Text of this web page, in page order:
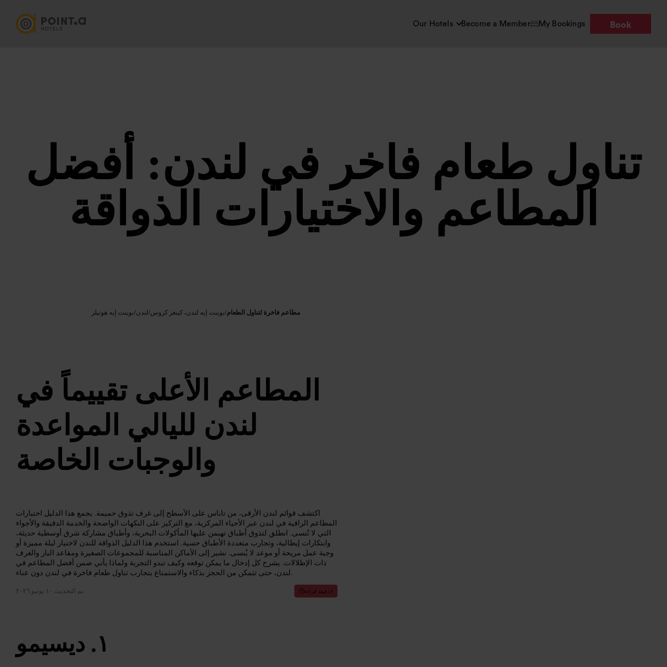
Our Hotels Become a Member My Bookings Book
تناول طعام فاخر في لندن: أفضل
المطاعم والاختيارات الذواقة
بوينت إيه هوتيلز/لندن/بوينت إيه لندن، كينغز كروس/مطاعم فاخرة لتناول الطعام
المطاعم الأعلى تقييماً في
لندن لليالي المواعدة
والوجبات الخاصة
اكتشف قوائم لندن الأرقى، من تاباس على الأسطح إلى غرف تذوق حميمة. يجمع هذا الدليل اختيارات
المطاعم الراقية في لندن عبر الأحياء المركزية، مع التركيز على النكهات الواضحة والخدمة الدقيقة والأجواء
التي لا تُنسى. انطلق لتذوق أطباق تهيمن عليها المأكولات البحرية، وأطباق مشاركة شرق أوسطية حديثة،
وابتكارات إيطالية، وتجارب متعددة الأطباق حسية. استخدم هذا الدليل الذواقة للندن لاختيار ليلة مميزة أو
وجبة عمل مريحة أو موعد لا يُنسى. نشير إلى الأماكن المناسبة للمجموعات الصغيرة ومقاعد البار والغرف
ذات الإطلالات. يشرح كل إدخال ما يمكن توقعه وكيف تبدو التجربة ولماذا يأتي ضمن أفضل المطاعم في
لندن، حتى تتمكن من الحجز بذكاء والاستمتاع بتجارب تناول طعام فاخرة في لندن دون عناء.
تم التحديث ١٠ يونيو ٢٠٢٦ ٨ دقيقة قراءة
ديسيمو